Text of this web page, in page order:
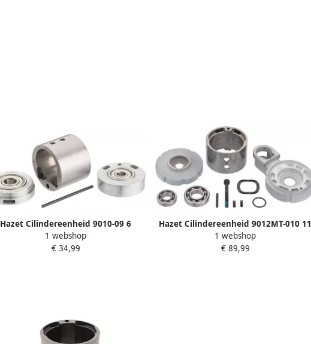
Hazet Cilindereenheid 9010-09 6
1 webshop
€ 34,99
Hazet Cilindereenheid 9012MT-010 11
1 webshop
€ 89,99